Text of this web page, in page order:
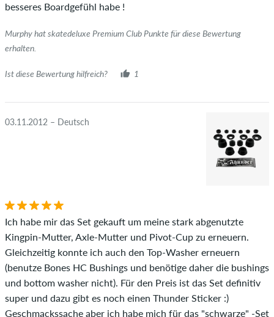
besseres Boardgefühl habe !
Murphy hat skatedeluxe Premium Club Punkte für diese Bewertung
erhalten.
Ist diese Bewertung hilfreich? 1
03.11.2012 – Deutsch
Ich habe mir das Set gekauft um meine stark abgenutzte
Kingpin-Mutter, Axle-Mutter und Pivot-Cup zu erneuern.
Gleichzeitig konnte ich auch den Top-Washer erneuern
(benutze Bones HC Bushings und benötige daher die bushings
und bottom washer nicht). Für den Preis ist das Set definitiv
super und dazu gibt es noch einen Thunder Sticker :)
Geschmackssache aber ich habe mich für das "schwarze" -Set